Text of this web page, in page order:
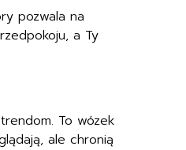
pozwala na
a Ty
To wózek
ale chronią